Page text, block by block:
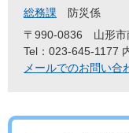
総務課
防災係
〒990-0836
山形
Tel：023-645-1177
メールでのお問い合